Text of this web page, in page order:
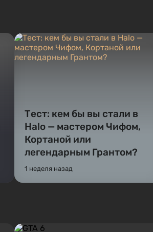
Тест: кем бы вы стали в
Halo — мастером Чифом,
Кортаной или
легендарным Грантом?
1 неделя назад